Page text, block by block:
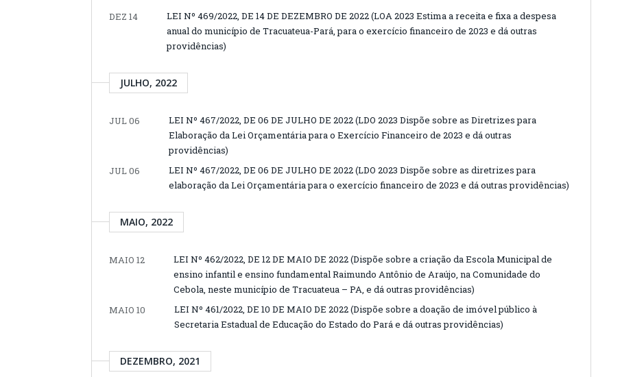
DEZ 14
LEI Nº 469/2022, DE 14 DE DEZEMBRO DE 2022 (LOA 2023 Estima a receita e fixa a despesa
anual do município de Tracuateua-Pará, para o exercício financeiro de 2023 e dá outras
providências)
JULHO, 2022
JUL 06
LEI Nº 467/2022, DE 06 DE JULHO DE 2022 (LDO 2023 Dispõe sobre as Diretrizes para
Elaboração da Lei Orçamentária para o Exercício Financeiro de 2023 e dá outras
providências)
JUL 06
LEI Nº 467/2022, DE 06 DE JULHO DE 2022 (LDO 2023 Dispõe sobre as diretrizes para
elaboração da Lei Orçamentária para o exercício financeiro de 2023 e dá outras providências)
MAIO, 2022
MAIO 12
LEI Nº 462/2022, DE 12 DE MAIO DE 2022 (Dispõe sobre a criação da Escola Municipal de
ensino infantil e ensino fundamental Raimundo Antônio de Araújo, na Comunidade do
Cebola, neste município de Tracuateua – PA, e dá outras providências)
MAIO 10
LEI Nº 461/2022, DE 10 DE MAIO DE 2022 (Dispõe sobre a doação de imóvel público à
Secretaria Estadual de Educação do Estado do Pará e dá outras providências)
DEZEMBRO, 2021